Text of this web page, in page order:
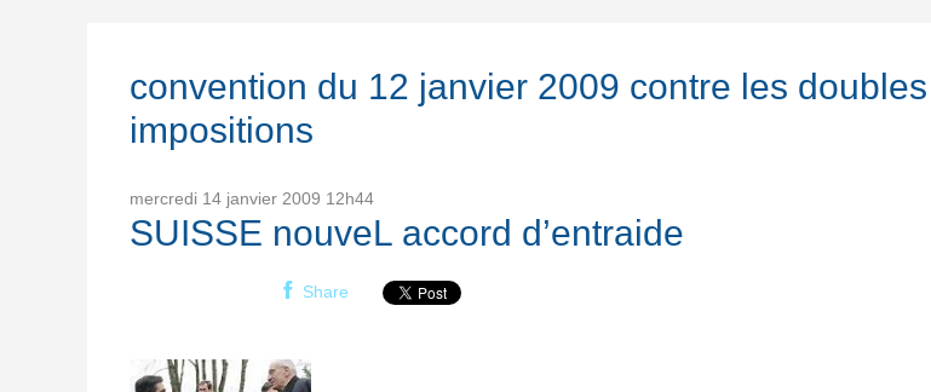
convention du 12 janvier 2009 contre les doubles
impositions
mercredi 14 janvier 2009 12h44
SUISSE nouveL accord d’entraide
Share